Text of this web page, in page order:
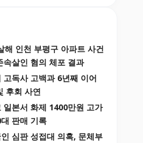
해 인천 부평구 아파트 사건
속살인 혐의 체포 결과
고독사 고백과 6년째 이어
후회 사연
일본서 화제 1400만원 고가
판매 기록
심판 성접대 의혹, 문체부